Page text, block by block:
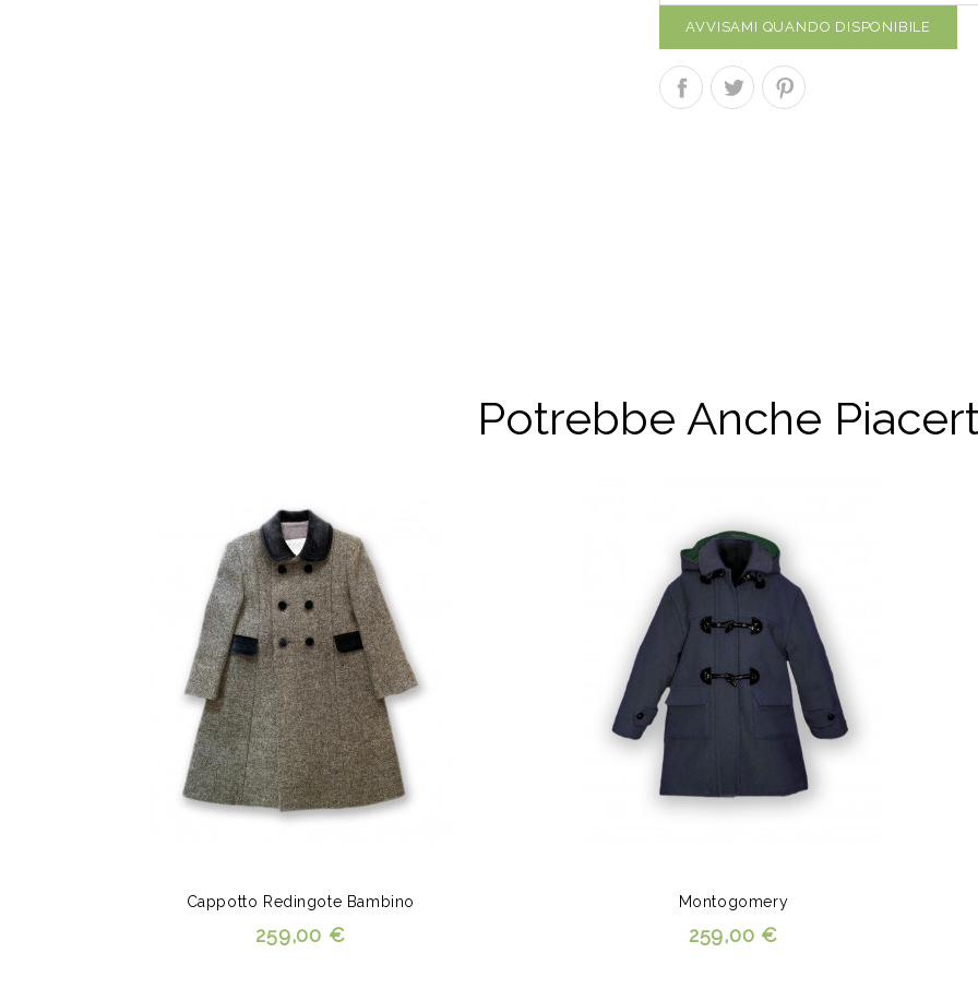
AVVISAMI QUANDO DISPONIBILE
Potrebbe Anche
Cappotto Redingote Bambino
259,00 €
Montogomery
259,00 €